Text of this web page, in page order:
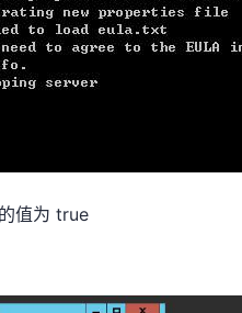
值为 true